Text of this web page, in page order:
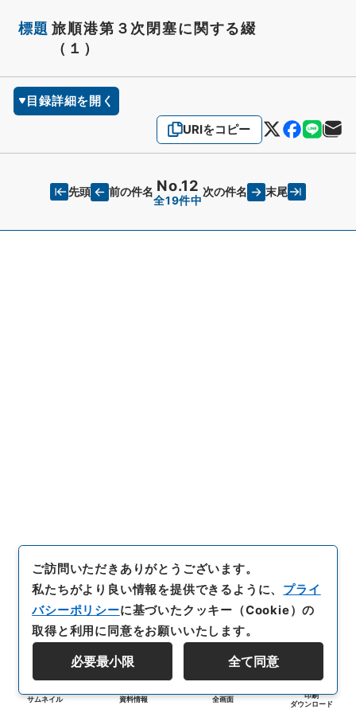
標題 旅順港第３次閉塞に関する綴
（１）
目録詳細を開く
URIをコピー
先頭 前の件名 No.12
全19件中
次の件名 末尾
サムネイル 資料情報 全画面
印刷
ダウンロード
ご訪問いただきありがとうございます。
私たちがより良い情報を提供できるように、 プライ
バシーポリシーに基づいたクッキー（Cookie）の
取得と利用に同意をお願いいたします。
必要最小限 全て同意